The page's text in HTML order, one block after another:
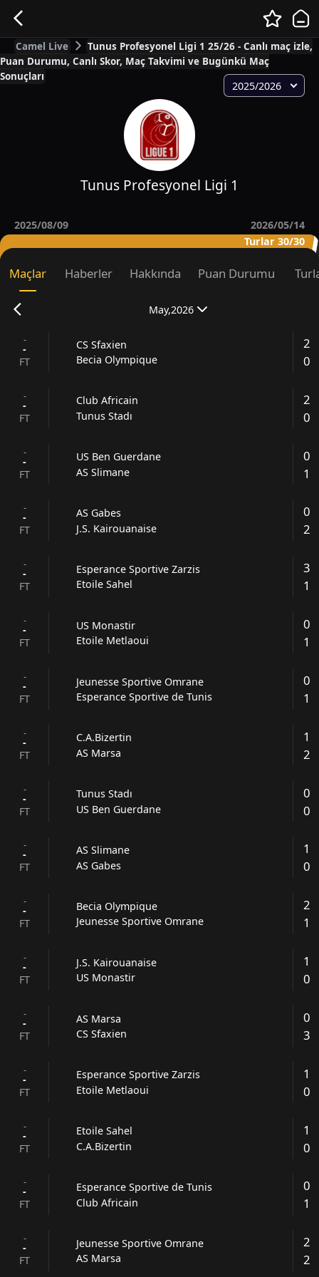
Camel Live
Tunus Profesyonel Ligi 1 25/26 - Canlı maç izle,
Puan Durumu, Canlı Skor, Maç Takvimi ve Bugünkü Maç
Sonuçları
2025/2026
Tunus Profesyonel Ligi 1
2025/08/09
2026/05/14
Turlar 30/30
Maçlar Haberler Hakkında Puan Durumu
May,2026
-
-
FT
CS Sfaxien
Becia Olympique
2
0
-
-
FT
Club Africain
Tunus Stadı
2
0
-
-
FT
US Ben Guerdane
AS Slimane
0
1
-
-
FT
AS Gabes
J.S. Kairouanaise
0
2
-
-
FT
Esperance Sportive Zarzis
Etoile Sahel
3
1
-
-
FT
US Monastir
Etoile Metlaoui
0
1
-
-
FT
Jeunesse Sportive Omrane
Esperance Sportive de Tunis
0
1
-
-
FT
C.A.Bizertin
AS Marsa
1
2
-
-
FT
Tunus Stadı
US Ben Guerdane
0
0
-
-
FT
AS Slimane
AS Gabes
1
0
-
-
FT
Becia Olympique
Jeunesse Sportive Omrane
2
1
-
-
FT
J.S. Kairouanaise
US Monastir
1
0
-
-
FT
AS Marsa
CS Sfaxien
0
3
-
-
FT
Esperance Sportive Zarzis
Etoile Metlaoui
1
0
-
-
FT
Etoile Sahel
C.A.Bizertin
1
0
-
-
FT
Esperance Sportive de Tunis
Club Africain
0
1
-
-
FT
Jeunesse Sportive Omrane
AS Marsa
2
2